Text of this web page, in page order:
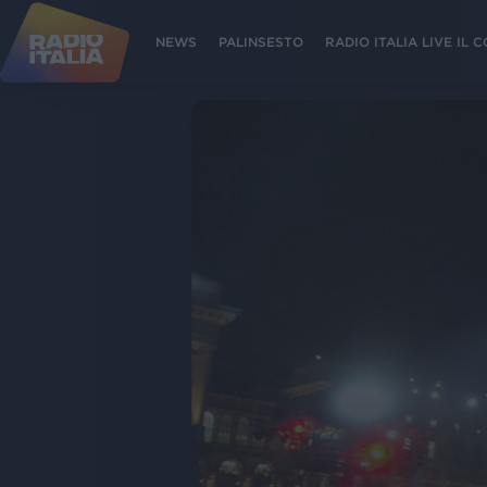
NEWS PALINSESTO RADIO ITALIA LIVE IL